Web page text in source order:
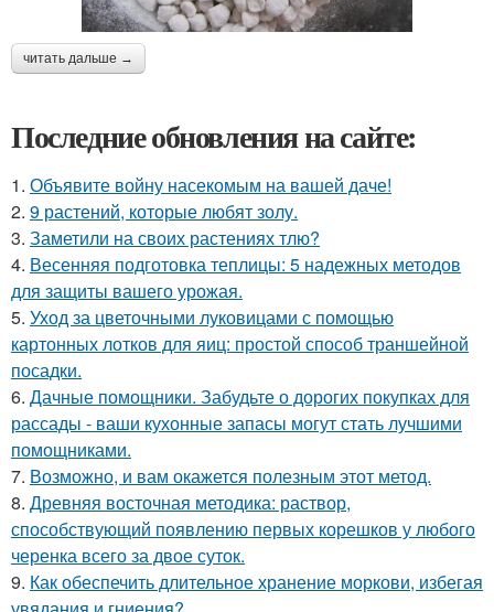
читать дальше →
Последние обновления на сайте:
1. Объявите войну насекомым на вашей даче!
2. 9 растений, которые любят золу.
3. Заметили на своих растениях тлю?
4. Весенняя подготовка теплицы: 5 надежных методов
для защиты вашего урожая.
5. Уход за цветочными луковицами с помощью
картонных лотков для яиц: простой способ траншейной
посадки.
6. Дачные помощники. Забудьте о дорогих покупках для
рассады - ваши кухонные запасы могут стать лучшими
помощниками.
7. Возможно, и вам окажется полезным этот метод.
8. Древняя восточная методика: раствор,
способствующий появлению первых корешков у любого
черенка всего за двое суток.
9. Как обеспечить длительное хранение моркови, избегая